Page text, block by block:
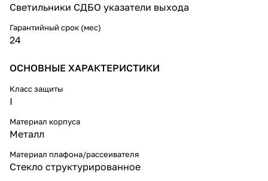
Светильники СДБО указатели выхода
Гарантийный срок (мес)
24
ОСНОВНЫЕ ХАРАКТЕРИСТИКИ
Класс защиты
I
Материал корпуса
Металл
Материал плафона/рассеивателя
Стекло структурированное